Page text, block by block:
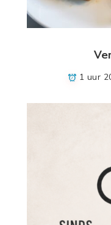
1 uur